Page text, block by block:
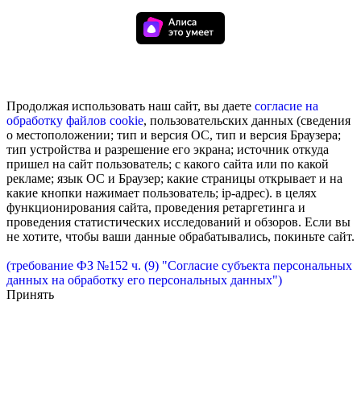
Продолжая использовать наш сайт, вы даете согласие на
обработку файлов cookie, пользовательских данных (сведения
о местоположении; тип и версия ОС, тип и версия Браузера;
тип устройства и разрешение его экрана; источник откуда
пришел на сайт пользователь; с какого сайта или по какой
рекламе; язык ОС и Браузер; какие страницы открывает и на
какие кнопки нажимает пользователь; ip-адрес). в целях
функционирования сайта, проведения ретаргетинга и
проведения статистических исследований и обзоров. Если вы
не хотите, чтобы ваши данные обрабатывались, покиньте сайт.
(требование ФЗ №152 ч. (9) "Согласие субъекта персональных
данных на обработку его персональных данных")
Принять